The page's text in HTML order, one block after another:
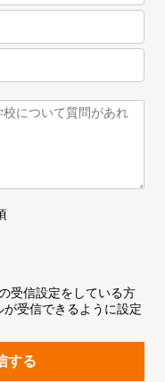
受信設定をしている方
受信できるように設定
する